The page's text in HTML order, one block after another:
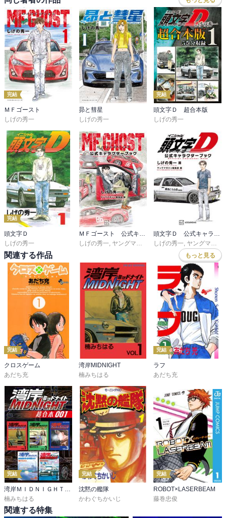
完結
ＭＦゴースト
しげの秀一
昴と彗星
しげの秀一
完結
頭文字Ｄ 超合本版
しげの秀一
完結
頭文字Ｄ
しげの秀一
しげの秀一 ヤングマガジン編集部
しげの秀一 ヤングマガジン編集部
関連する作品 もっと見る
完結
クロスゲーム
あだち充
湾岸MIDNIGHT
楠みちはる
完結
ラフ
あだち充
完結
楠みちはる
完結
沈黙の艦隊
かわぐちかいじ
完結
ROBOT×LASERBEAM
藤巻忠俊
関連する特集